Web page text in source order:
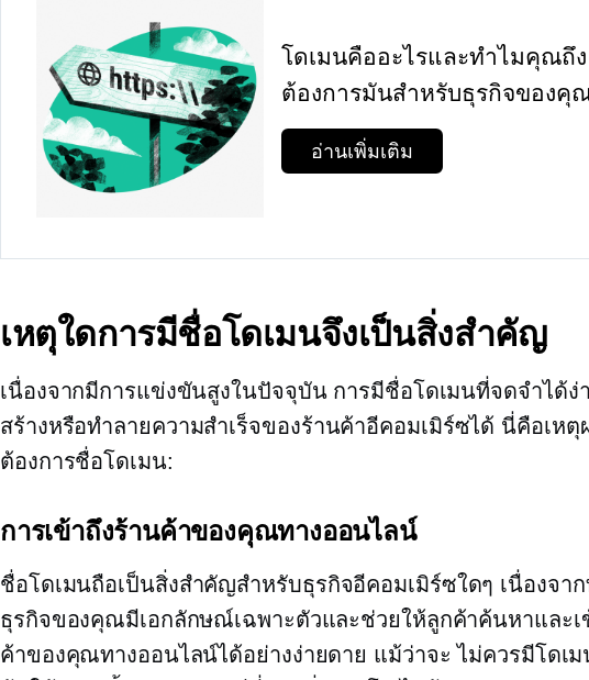
โดเมนคืออะไรและทำไมคุณถึง
ต้องการมันสำหรับธุรกิจของคุ
อ่านเพิ่มเติม
เหตุใดการมีชื่อโดเมนจึงเป็นสิ่งสำคัญ
เนื่องจากมีการแข่งขันสูงในปัจจุบัน การมีชื่อโดเมนที่จดจำได้ง่
สร้างหรือทำลายความสำเร็จของร้านค้าอีคอมเมิร์ซได้ นี่คือเห
ต้องการชื่อโดเมน:
การเข้าถึงร้านค้าของคุณทางออนไลน์
ชื่อโดเมนถือเป็นสิ่งสำคัญสำหรับธุรกิจอีคอมเมิร์ซใดๆ เนื่องจาก
ธุรกิจของคุณมีเอกลักษณ์เฉพาะตัวและช่วยให้ลูกค้าค้นหาและเ
ค้าของคุณทางออนไลน์ได้อย่างง่ายดาย แม้ว่าจะ ไม่ควรมีโดเม